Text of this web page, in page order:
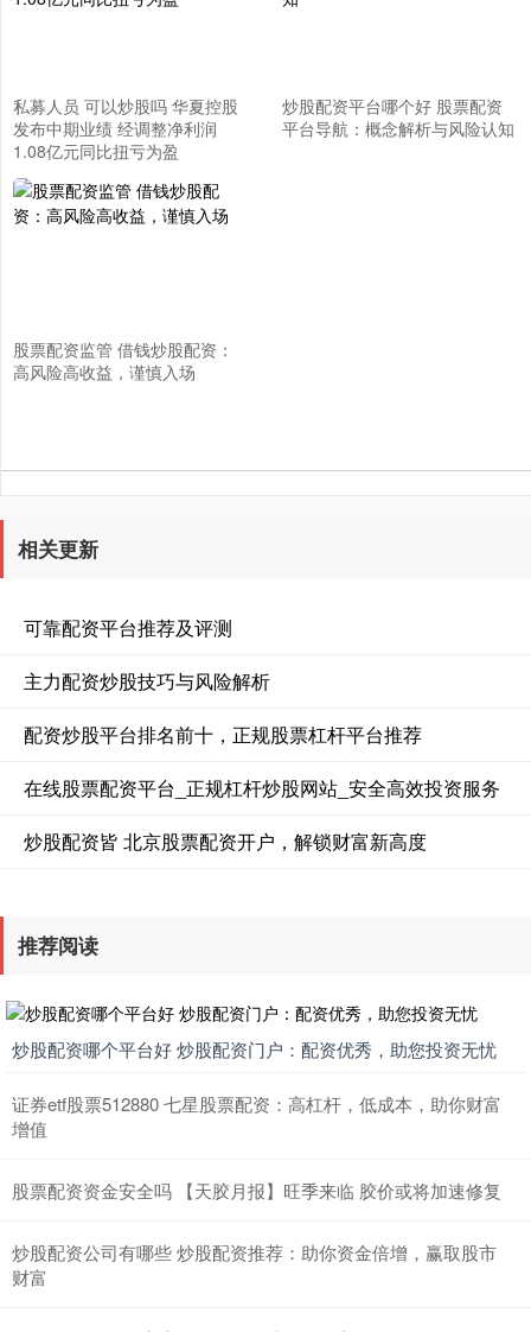
私募人员 可以炒股吗 华夏控股
发布中期业绩 经调整净利润
1.08亿元同比扭亏为盈
炒股配资平台哪个好 股票配资
平台导航：概念解析与风险认知
股票配资监管 借钱炒股配资：
高风险高收益，谨慎入场
相关更新
可靠配资平台推荐及评测
主力配资炒股技巧与风险解析
配资炒股平台排名前十，正规股票杠杆平台推荐
在线股票配资平台_正规杠杆炒股网站_安全高效投资服务
炒股配资皆 北京股票配资开户，解锁财富新高度
推荐阅读
炒股配资哪个平台好 炒股配资门户：配资优秀，助您投资无忧
证券etf股票512880 七星股票配资：高杠杆，低成本，助你财富
增值
股票配资资金安全吗 【天胶月报】旺季来临 胶价或将加速修复
炒股配资公司有哪些 炒股配资推荐：助你资金倍增，赢取股市
财富